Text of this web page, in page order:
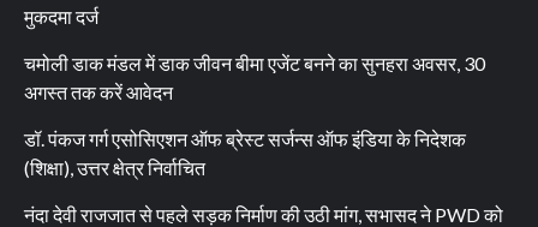
मुकदमा दर्ज
चमोली डाक मंडल में डाक जीवन बीमा एजेंट बनने का सुनहरा अवसर, 30
अगस्त तक करें आवेदन
डॉ. पंकज गर्ग एसोसिएशन ऑफ ब्रेस्ट सर्जन्स ऑफ इंडिया के निदेशक
(शिक्षा), उत्तर क्षेत्र निर्वाचित
नंदा देवी राजजात से पहले सड़क निर्माण की उठी मांग, सभासद ने PWD को